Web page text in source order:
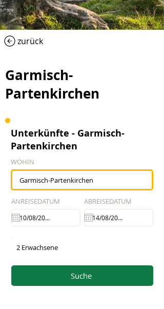
zurück
Garmisch-
Partenkirchen
Unterkünfte - Garmisch-
Partenkirchen
WOHIN
ANREISEDATUM ABREISEDATUM
2 Erwachsene
Suche